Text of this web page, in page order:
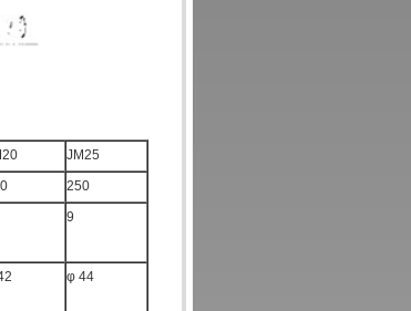
JM25
250
9
φ 44